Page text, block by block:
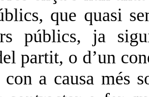
que quasi
públics, ja
partit, o d’un
a causa més